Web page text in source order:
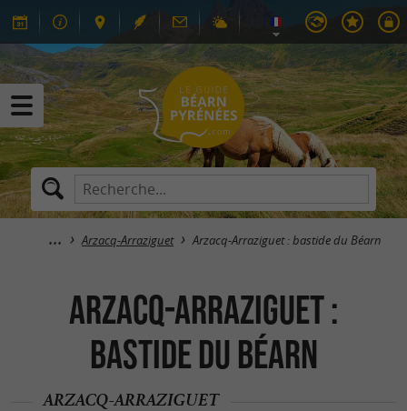
Arzacq-Arraziguet Arzacq-Arraziguet : bastide du Béarn
Arzacq-Arraziguet :
bastide du Béarn
ARZACQ-ARRAZIGUET